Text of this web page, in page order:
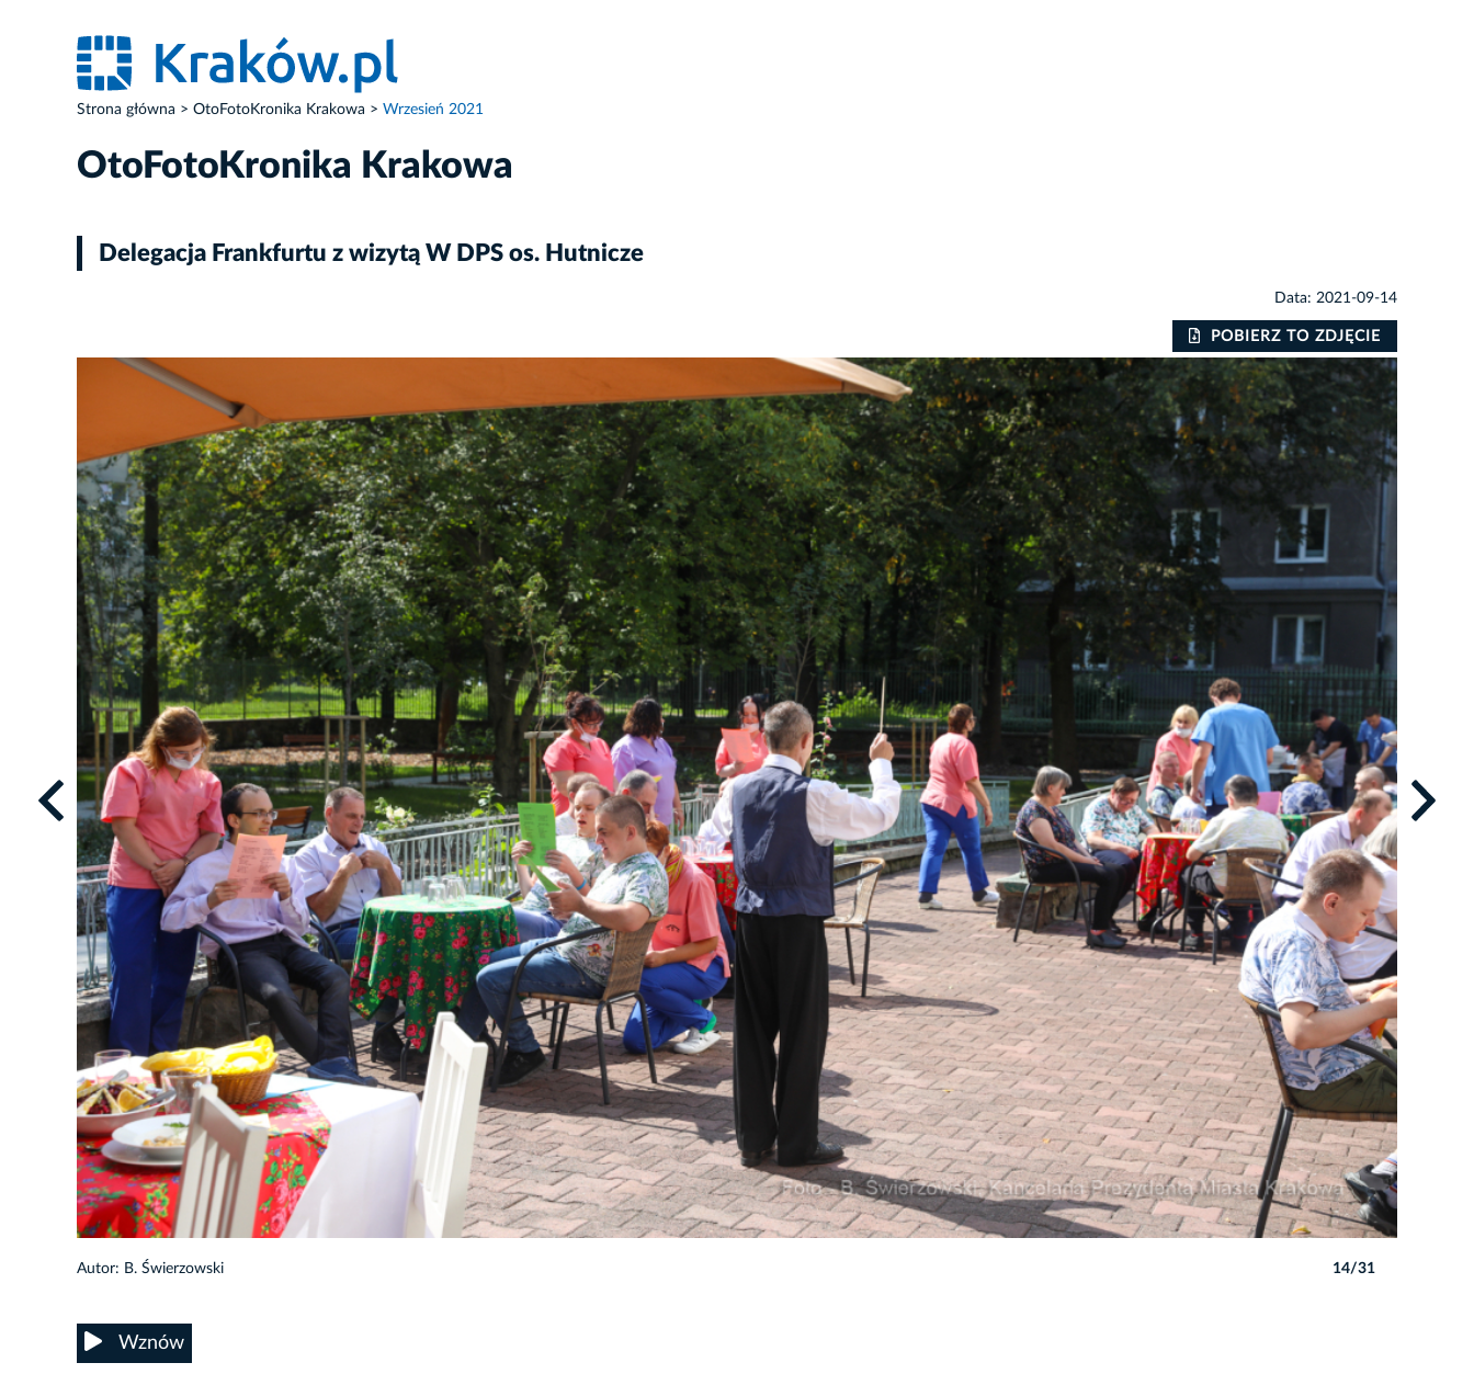
Strona główna OtoFotoKronika Krakowa Wrzesień 2021
OtoFotoKronika Krakowa
Delegacja Frankfurtu z wizytą W DPS os. Hutnicze
Data: 2021-09-14
POBIERZ TO ZDJĘCIE
Autor: B. Świerzowski 14/31
Wznów